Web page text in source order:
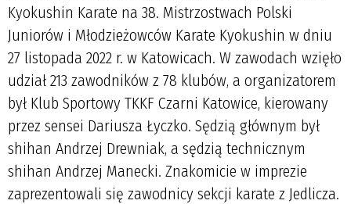
Kyokushin Karate na 38. Mistrzostwach Polski
Juniorów i Młodzieżowców Karate Kyokushin w dniu
27 listopada 2022 r. w Katowicach. W zawodach wzięło
udział 213 zawodników z 78 klubów, a organizatorem
był Klub Sportowy TKKF Czarni Katowice, kierowany
przez sensei Dariusza Łyczko. Sędzią głównym był
shihan Andrzej Drewniak, a sędzią technicznym
shihan Andrzej Manecki. Znakomicie w imprezie
zaprezentowali się zawodnicy sekcji karate z Jedlicza.